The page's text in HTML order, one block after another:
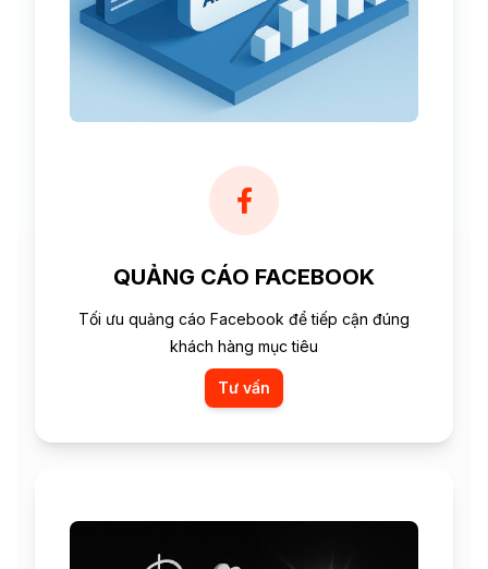
QUẢNG CÁO FACEBOOK
Tối ưu quảng cáo Facebook để tiếp cận đúng
khách hàng mục tiêu
Tư vấn